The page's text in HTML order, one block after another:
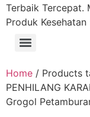
Terbaik Tercepat.
Produk Kesehatan
Home / Products
PENHILANG
Grogol